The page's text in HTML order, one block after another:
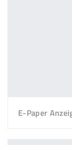
E-Paper